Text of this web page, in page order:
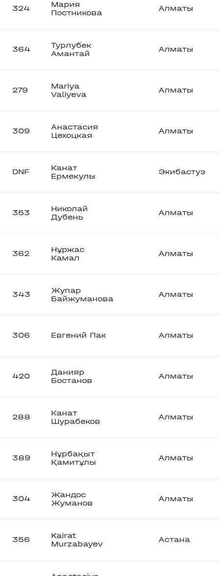
324
Мария
Постникова
Алматы
364
Турлубек
Амантай
Алматы
279
Mariya
Valiyeva
Алматы
309
Анастасия
Цехоцкая
Алматы
DNF
Канат
Ермекулы
Экибастуз
353
Николай
Дубень
Алматы
362
Нұржас
Камал
Алматы
343
Жупар
Байжуманова
Алматы
306 Евгений Пак Алматы
420
Данияр
Бостанов
Алматы
288
Канат
Шурабеков
Алматы
389
Нұрбақыт
Қамитұлы
Алматы
304
Жандос
Жуманов
Алматы
356
Kairat
Murzabayev
Астана